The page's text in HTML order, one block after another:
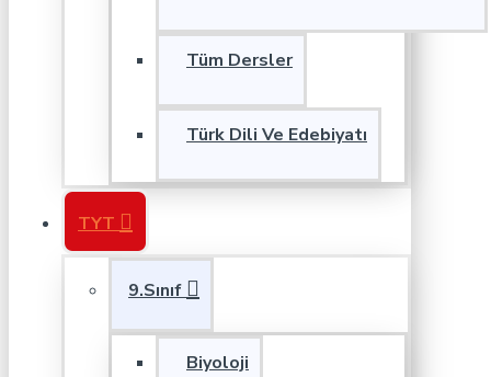
Tüm Dersler
Türk Dili Ve Edebiyatı
TYT
9.Sınıf
Biyoloji